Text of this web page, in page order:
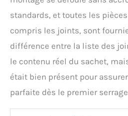
standards, et toutes les
compris les joints, sont
différence entre la liste des
le contenu réel du sachet,
était bien présent pour
parfaite dès le premier